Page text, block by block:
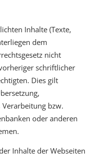
Inhalte (Texte,
dem
nicht
schriftlicher
Dies gilt
bzw.
oder anderen
Inhalte der Webseiten